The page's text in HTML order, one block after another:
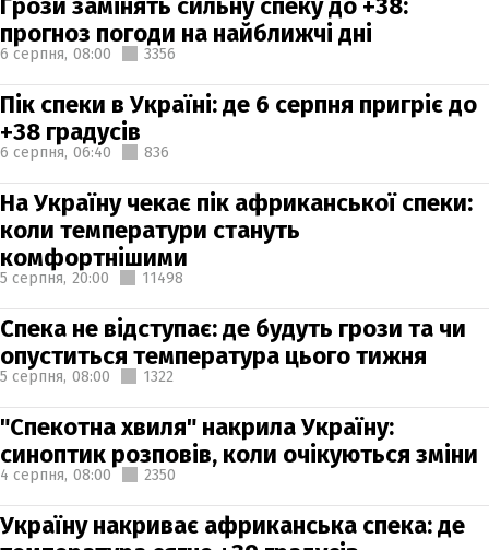
прогноз погоди на найближчі дні
6 серпня, 08:00 3356
Пік спеки в Україні: де 6 серпня пригріє до
+38 градусів
6 серпня, 06:40 836
На Україну чекає пік африканської спеки:
коли температури стануть
комфортнішими
5 серпня, 20:00 11498
Спека не відступає: де будуть грози та чи
опуститься температура цього тижня
5 серпня, 08:00 1322
"Спекотна хвиля" накрила Україну:
синоптик розповів, коли очікуються зміни
4 серпня, 08:00 2350
Україну накриває африканська спека: де